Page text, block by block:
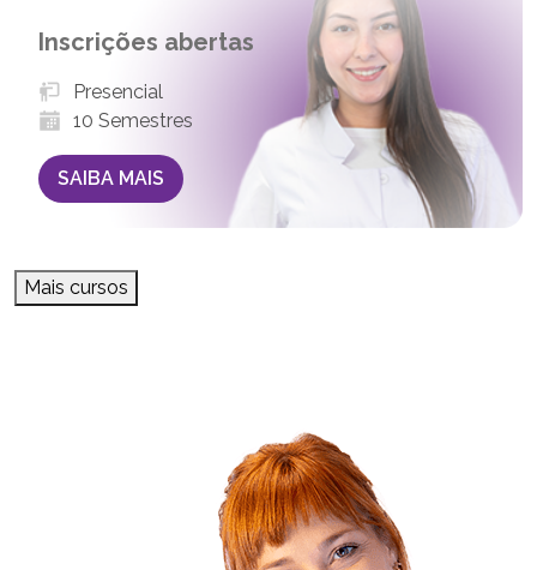
Inscrições abertas
Presencial
10 Semestres
SAIBA MAIS
Mais cursos